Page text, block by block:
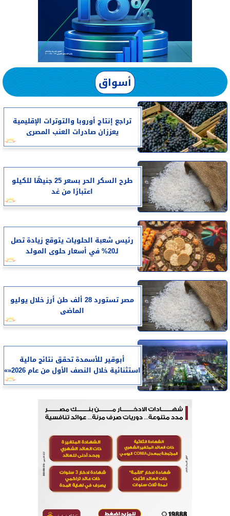
أسواق
تراجع إنتاج أوروبا والتوترات الإقليمية
يعززان صادرات العنب المصرى
طرح السكر الحر بسعر 25 جنيهًا للكيلو
اعتبارًا من غد
رئيس شعبة الحلويات يتوقع زيادة تصل
لـ20% في أسعار حلوى المولد
مصر تستورد 28 ألف طن أرز خلال يوليو
الماضى
أبوقير للأسمدة تحقق نتائج مالية
استثنائية خلال النصف الأول من عام 2026«»